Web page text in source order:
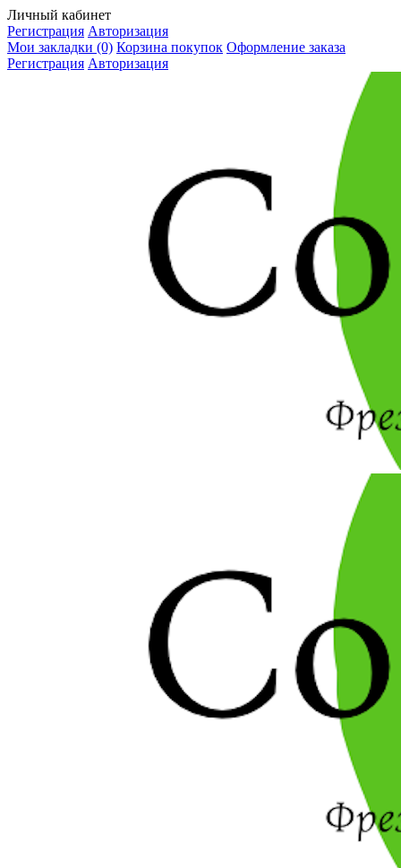
Личный кабинет
Регистрация Авторизация
Мои закладки (0) Корзина покупок Оформление заказа
Регистрация Авторизация